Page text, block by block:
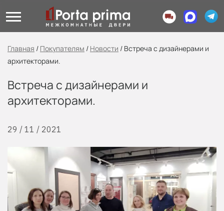
Главная / Покупателям / Новости / Встреча с дизайнерами и
архитекторами.
Встреча с дизайнерами и
архитекторами.
29 / 11 / 2021